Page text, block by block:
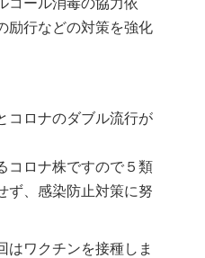
コール消毒の協力依
励行などの対策を強化
コロナのダブル流行が
コロナ株ですので５類
ず、感染防止対策に努
はワクチンを接種しま